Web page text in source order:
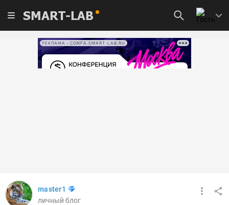
SMART-LAB
РЕКЛАМА • CONFA.SMART-LAB.RU
master1
личный блог